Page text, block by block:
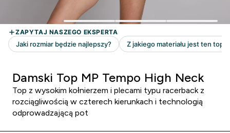
Damski Top MP Tempo High Neck
Top z wysokim kołnierzem i plecami typu racerback z
rozciągliwością w czterech kierunkach i technologią
odprowadzającą pot